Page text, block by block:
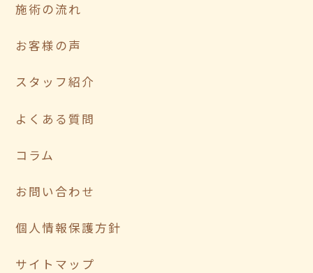
施術の流れ
お客様の声
スタッフ紹介
よくある質問
コラム
お問い合わせ
個人情報保護方針
サイトマップ